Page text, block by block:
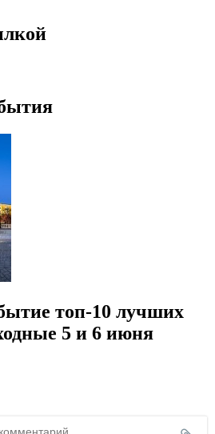
топ-10 лучших
5 и 6 июня